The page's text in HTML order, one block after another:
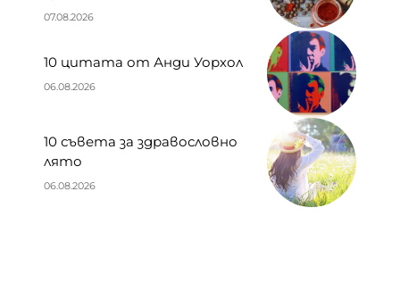
07.08.2026
10 цитата от Анди Уорхол
06.08.2026
10 съвета за здравословно
лято
06.08.2026